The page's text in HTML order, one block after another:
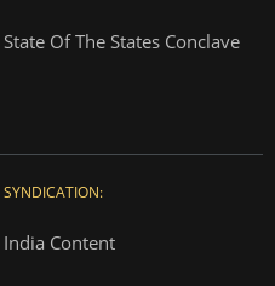
State Of The States Conclave
SYNDICATION:
India Content